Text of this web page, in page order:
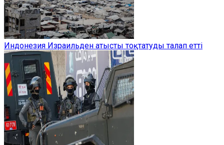
Индонезия Израильден атысты тоқтатуды талап етті